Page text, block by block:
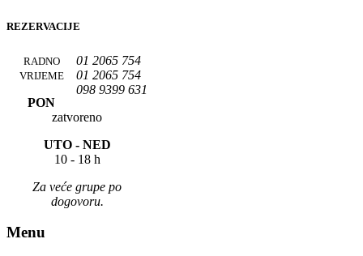
REZERVACIJE
01 2065 754
01 2065 754
098 9399 631
RADNO
VRIJEME
PON
zatvoreno
UTO - NED
10 - 18 h
Za veće grupe po
dogovoru.
Menu